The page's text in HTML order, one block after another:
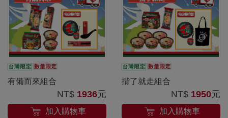
有備而來組合
NT$ 1936元
加入購物車
揹了就走組合
NT$ 1950元
加入購物車